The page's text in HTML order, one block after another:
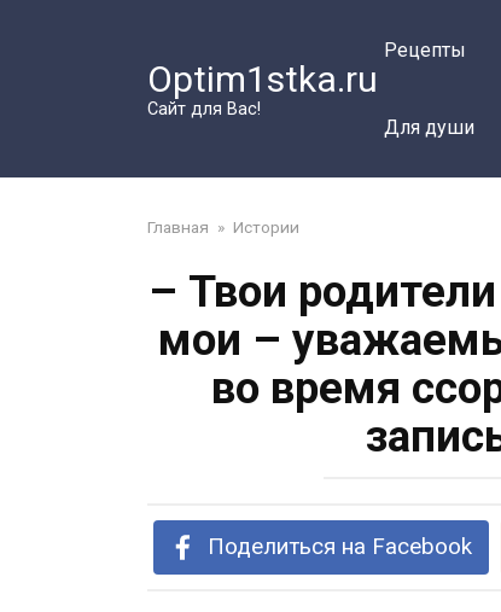
Optim1stka.ru
Сайт для Вас!
Рецепты
Для души
Главная » Истории
– Твои
мои –
во время
Поделиться на Facebook